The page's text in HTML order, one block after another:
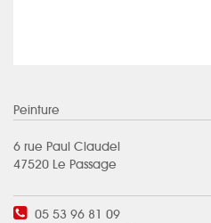
Peinture
6 rue Paul Claudel
47520 Le Passage
05 53 96 81 09